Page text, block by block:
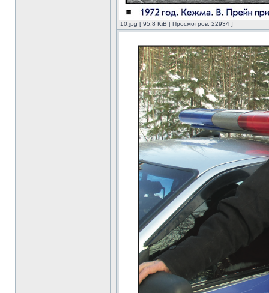
10.jpg [ 95.8 KiB | Просмотров: 22934 ]